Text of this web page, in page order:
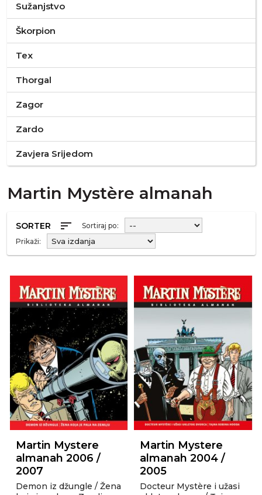
Sužanjstvo
Škorpion
Tex
Thorgal
Zagor
Zardo
Zavjera Srijedom
Martin Mystère almanah
SORTER sort
Sortiraj po:
Prikaži:
Martin Mystere
almanah 2006 /
2007
Demon iz džungle / Žena
Martin Mystere
almanah 2004 /
2005
Docteur Mystère i užasi